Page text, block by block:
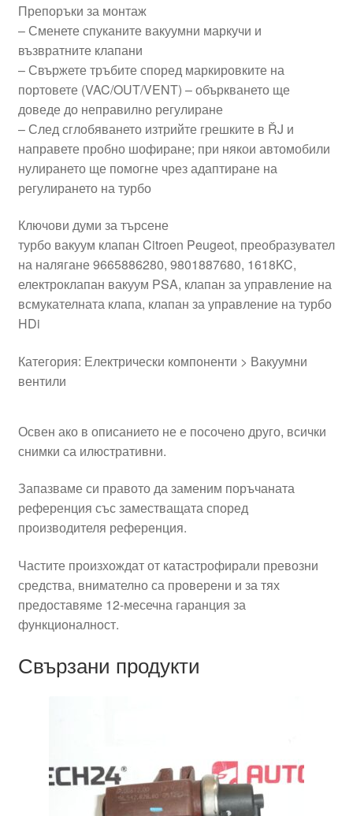
Препоръки за монтаж
– Сменете спуканите вакуумни маркучи и
възвратните клапани
– Свържете тръбите според маркировките на
портовете (VAC/OUT/VENT) – объркването ще
доведе до неправилно регулиране
– След сглобяването изтрийте грешките в ŘJ и
направете пробно шофиране; при някои автомобили
нулирането ще помогне чрез адаптиране на
регулирането на турбо
Ключови думи за търсене
турбо вакуум клапан Citroen Peugeot, преобразувател
на налягане 9665886280, 9801887680, 1618KC,
електроклапан вакуум PSA, клапан за управление на
всмукателната клапа, клапан за управление на турбо
HDi
Категория: Електрически компоненти > Вакуумни
вентили
Освен ако в описанието не е посочено друго, всички
снимки са илюстративни.
Запазваме си правото да заменим поръчаната
референция със заместващата според
производителя референция.
Частите произхождат от катастрофирали превозни
средства, внимателно са проверени и за тях
предоставяме 12-месечна гаранция за
функционалност.
Свързани продукти